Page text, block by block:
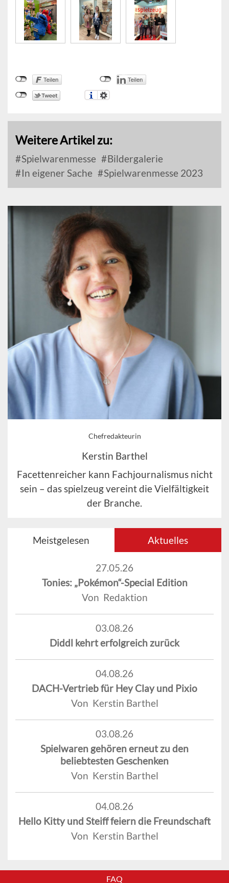
Weitere Artikel zu:
Spielwarenmesse
Bildergalerie
In eigener Sache
Spielwarenmesse 2023
Chefredakteurin
Kerstin Barthel
Facettenreicher kann Fachjournalismus nicht
sein – das spielzeug vereint die Vielfältigkeit
der Branche.
Meistgelesen Aktuelles
27.05.26
Tonies: „Pokémon“-Special Edition
Von Redaktion
03.08.26
Diddl kehrt erfolgreich zurück
04.08.26
DACH-Vertrieb für Hey Clay und Pixio
Von Kerstin Barthel
03.08.26
Spielwaren gehören erneut zu den
beliebtesten Geschenken
Von Kerstin Barthel
04.08.26
Hello Kitty und Steiff feiern die Freundschaft
Von Kerstin Barthel
FAQ